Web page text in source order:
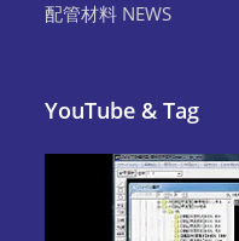
配管材料 NEWS
YouTube & Tag